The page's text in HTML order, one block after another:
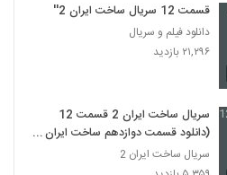
قسمت 12 سریال ساخت ایران 2''
دانلود فیلم و سریال
۲۱,۲۹۶ بازدید
سریال ساخت ایران 2 قسمت 12
(دانلود قسمت دوازدهم ساخت ایران 2
دوازده) فصل دوم
سریال ساخت ایران 2